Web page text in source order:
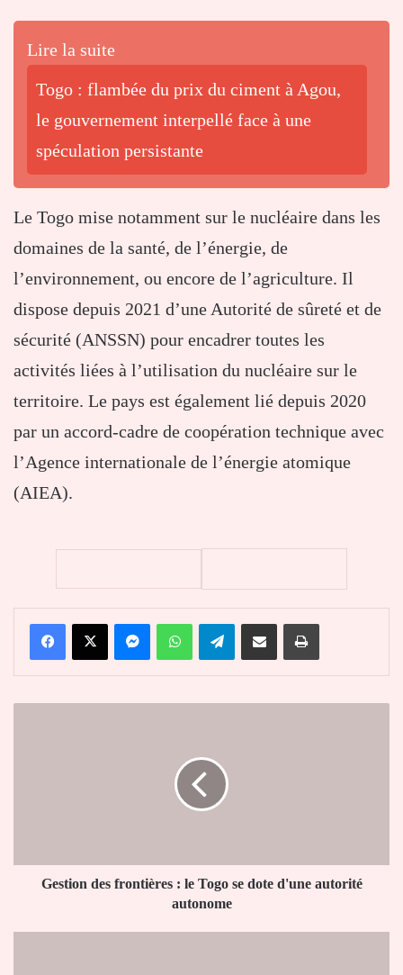
Lire la suite
Togo : flambée du prix du ciment à Agou,
le gouvernement interpellé face à une
spéculation persistante
Le Togo mise notamment sur le nucléaire dans les
domaines de la santé, de l’énergie, de
l’environnement, ou encore de l’agriculture. Il
dispose depuis 2021 d’une Autorité de sûreté et de
sécurité (ANSSN) pour encadrer toutes les
activités liées à l’utilisation du nucléaire sur le
territoire. Le pays est également lié depuis 2020
par un accord-cadre de coopération technique avec
l’Agence internationale de l’énergie atomique
(AIEA).
FacebookX MessengerWhatsAppTelegramPartager par email Imprimer
d'une
autoritéGestion des frontières : le Togo se dote d'une autorité
autonome